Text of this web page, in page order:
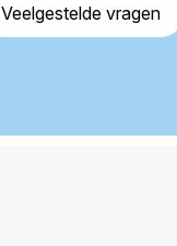
Veelgestelde vragen